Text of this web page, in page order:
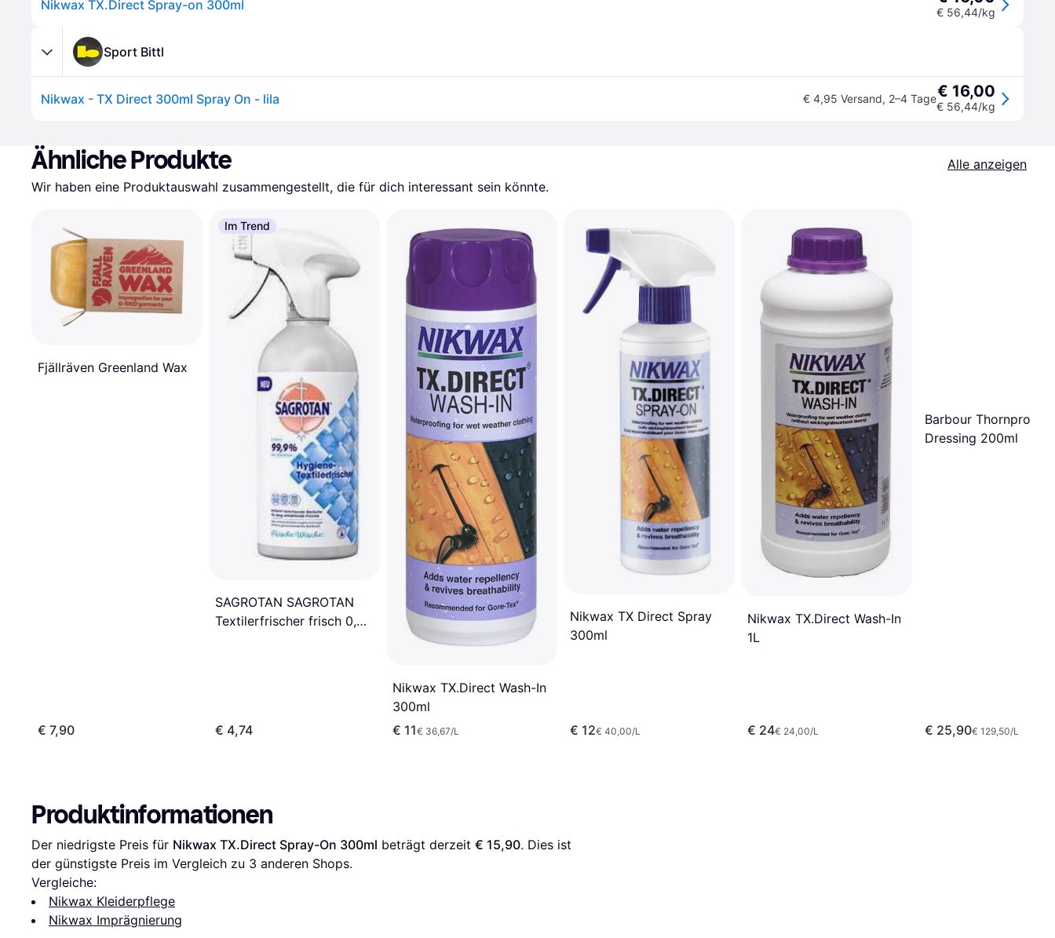
Nikwax TX.Direct Spray-on 300ml € 56,44/kg
Sport Bittl
Nikwax - TX Direct 300ml Spray On - lila € 4,95 Versand, 2–4 Tage€ 16,00
€ 56,44/kg
Ähnliche Produkte
Alle anzeigen
Wir haben eine Produktauswahl zusammengestellt, die für dich interessant sein könnte.
Fjällräven Greenland Wax
€ 7,90
Im Trend
SAGROTAN SAGROTAN
Textilerfrischer frisch 0,5
€ 4,74
Nikwax TX.Direct Wash-In
300ml
€ 11€ 36,67/L
Nikwax TX Direct Spray
300ml
€ 12€ 40,00/L
Nikwax TX.Direct Wash-In
1L
€ 24€ 24,00/L
Barbour Thornproof
Dressing 200ml
€ 25,90€ 129,50/L
Produktinformationen
Der niedrigste Preis für Nikwax TX.Direct Spray-On 300ml beträgt derzeit € 15,90. Dies ist
der günstigste Preis im Vergleich zu 3 anderen Shops.
Vergleiche:
Nikwax Kleiderpflege
Nikwax Imprägnierung